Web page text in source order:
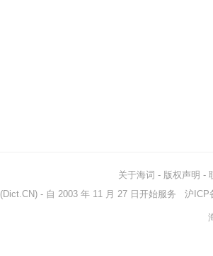
关于海词 - 版权声明 -
(Dict.CN) - 自 2003 年 11 月 27 日开始服务 沪ICP